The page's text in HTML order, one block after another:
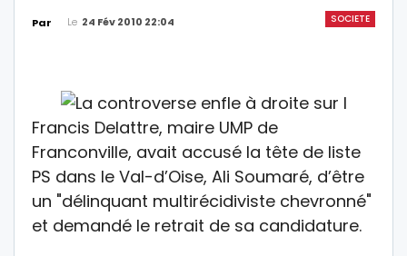
SOCIETE
Par Le 24 Fév 2010 22:04
Francis Delattre, maire UMP de
Franconville, avait accusé la tête de liste
PS dans le Val-d’Oise, Ali Soumaré, d’être
un "délinquant multirécidiviste chevronné"
et demandé le retrait de sa candidature.